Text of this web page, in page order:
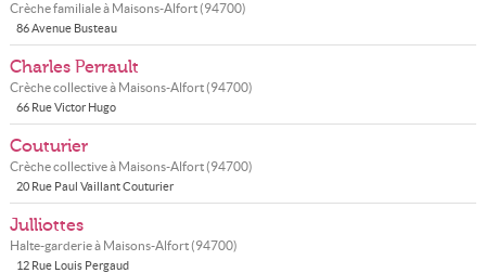
Crèche familiale à Maisons-Alfort(94700)
86 Avenue Busteau
Charles Perrault
Crèche collective à Maisons-Alfort(94700)
66 Rue Victor Hugo
Couturier
Crèche collective à Maisons-Alfort(94700)
20 Rue Paul Vaillant Couturier
Julliottes
Halte-garderie à Maisons-Alfort(94700)
12 Rue Louis Pergaud